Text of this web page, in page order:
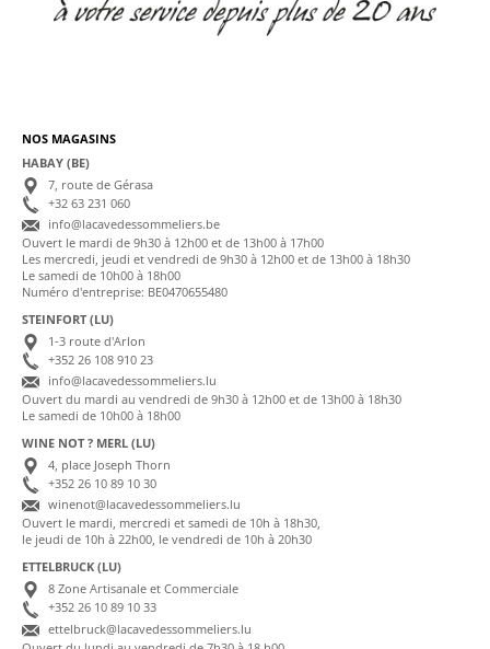
NOS MAGASINS
HABAY (BE)
7, route de Gérasa
+32 63 231 060
info@lacavedessommeliers.be
Ouvert le mardi de 9h30 à 12h00 et de 13h00 à 17h00
Les mercredi, jeudi et vendredi de 9h30 à 12h00 et de 13h00 à 18h30
Le samedi de 10h00 à 18h00
Numéro d'entreprise: BE0470655480
STEINFORT (LU)
1-3 route d'Arlon
+352 26 108 910 23
info@lacavedessommeliers.lu
Ouvert du mardi au vendredi de 9h30 à 12h00 et de 13h00 à 18h30
Le samedi de 10h00 à 18h00
WINE NOT ? MERL (LU)
4, place Joseph Thorn
+352 26 10 89 10 30
winenot@lacavedessommeliers.lu
Ouvert le mardi, mercredi et samedi de 10h à 18h30,
le jeudi de 10h à 22h00, le vendredi de 10h à 20h30
ETTELBRUCK (LU)
8 Zone Artisanale et Commerciale
+352 26 10 89 10 33
ettelbruck@lacavedessommeliers.lu